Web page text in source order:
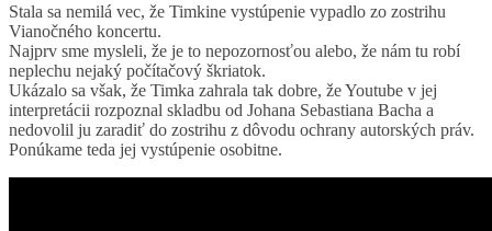
Stala sa nemilá vec, že Timkine vystúpenie vypadlo zo zostrihu
Vianočného koncertu.
Najprv sme mysleli, že je to nepozornosťou alebo, že nám tu robí
neplechu nejaký počítačový škriatok.
Ukázalo sa však, že Timka zahrala tak dobre, že Youtube v jej
interpretácii rozpoznal skladbu od Johana Sebastiana Bacha a
nedovolil ju zaradiť do zostrihu z dôvodu ochrany autorských práv.
Ponúkame teda jej vystúpenie osobitne.